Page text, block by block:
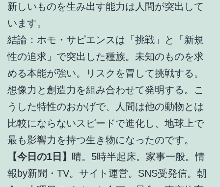
新しいものを生み出す能力は人間が突出して
います。
結論：ホモ・サピエンスは「挑戦」と「新規
性の追求」で突出した種族。未知のものを求
める本能が強い。リスクを冒して挑戦する。
想像力と創造力を組み合わせて発明する。こ
うした特性のおかげで、人間は他の動物とは
比較にならないスピードで進化し、地球上で
最も影響力を持つ生き物になったのです。
【今日の1日】 晴。5時半起床。家事一般。情
報by新聞・TV。サイト運営。SNS受発信。朝